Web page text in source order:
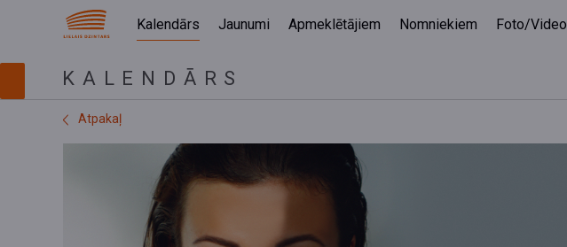
Kalendārs Jaunumi Apmeklētājiem Nomniekiem Foto/Video
KALENDĀRS
Atpakaļ